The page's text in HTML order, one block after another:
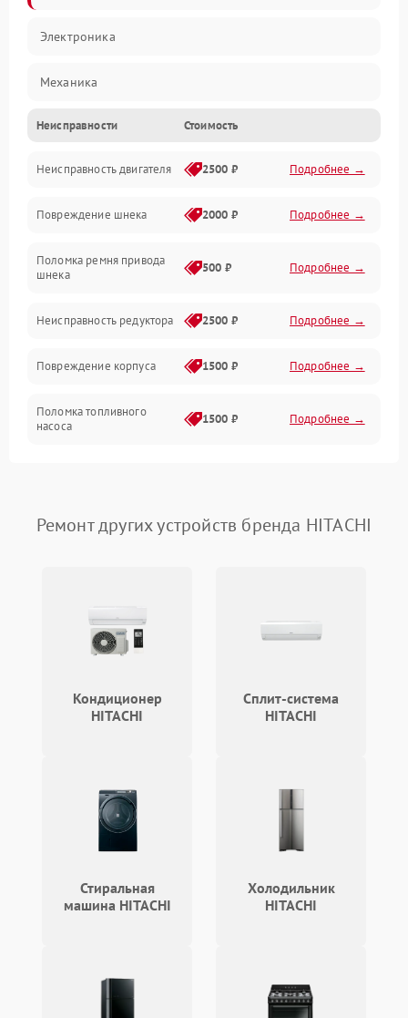
Электроника
Механика
Трансмиссия
Электропитание
Двигатель
Неисправности Стоимость
Неисправность двигателя 2500 ₽ Подробнее →
Повреждение шнека 2000 ₽ Подробнее →
Поломка ремня привода
шнека
500 ₽ Подробнее →
Неисправность редуктора 2500 ₽ Подробнее →
Повреждение корпуса 1500 ₽ Подробнее →
Поломка топливного
насоса
1500 ₽ Подробнее →
Неисправность
Подробнее →
Неисправность системы
Поломка ручки
Подробнее →
Поломка подшипников Подробнее →
Поломка дефлектора
выброса снега
Подробнее →
Ремонт других устройств бренда HITACHI
Кондиционер
HITACHI
Сплит-система
HITACHI
Стиральная
машина HITACHI
Холодильник
HITACHI